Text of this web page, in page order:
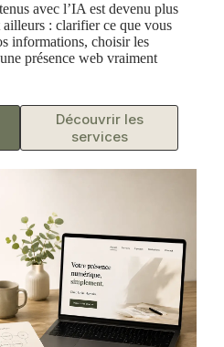
avec l’IA est devenu plus
: clarifier ce que vous
informations, choisir les
présence web vraiment
Découvrir les
services